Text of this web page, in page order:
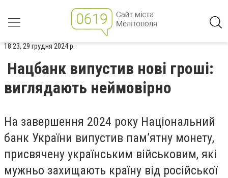
18:23, 29 грудня 2024 р.
Нацбанк випустив нові гроші:
виглядають неймовірно
На завершення 2024 року Національний
банк України випустив пам’ятну монету,
присвячену українським військовим, які
мужньо захищають країну від російської